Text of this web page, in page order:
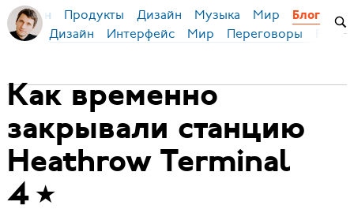
Бирман Продукты Дизайн Музыка Мир Блог
Дизайн Интерфейс Мир Переговоры
Как временно
закрывали станцию
Heathrow Terminal
4